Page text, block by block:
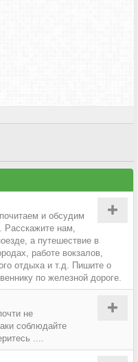
и обсудим
нам,
а путешествие в
работе вокзалов,
отдыха и т.д. Пишите о
по железной дороге.
не
соблюдайте
....